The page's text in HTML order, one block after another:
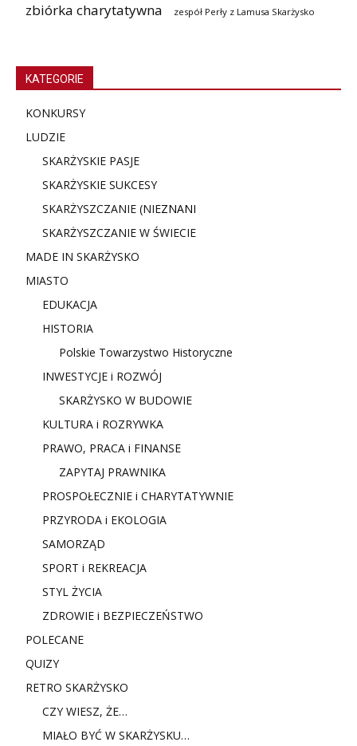
zbiórka charytatywna zespół Perły z Lamusa Skarżysko
KATEGORIE
KONKURSY
LUDZIE
SKARŻYSKIE PASJE
SKARŻYSKIE SUKCESY
SKARŻYSZCZANIE (NIEZNANI
SKARŻYSZCZANIE W ŚWIECIE
MADE IN SKARŻYSKO
MIASTO
EDUKACJA
HISTORIA
Polskie Towarzystwo Historyczne
INWESTYCJE i ROZWÓJ
SKARŻYSKO W BUDOWIE
KULTURA i ROZRYWKA
PRAWO, PRACA i FINANSE
ZAPYTAJ PRAWNIKA
PROSPOŁECZNIE i CHARYTATYWNIE
PRZYRODA i EKOLOGIA
SAMORZĄD
SPORT i REKREACJA
STYL ŻYCIA
ZDROWIE i BEZPIECZEŃSTWO
POLECANE
QUIZY
RETRO SKARŻYSKO
CZY WIESZ, ŻE…
MIAŁO BYĆ W SKARŻYSKU…